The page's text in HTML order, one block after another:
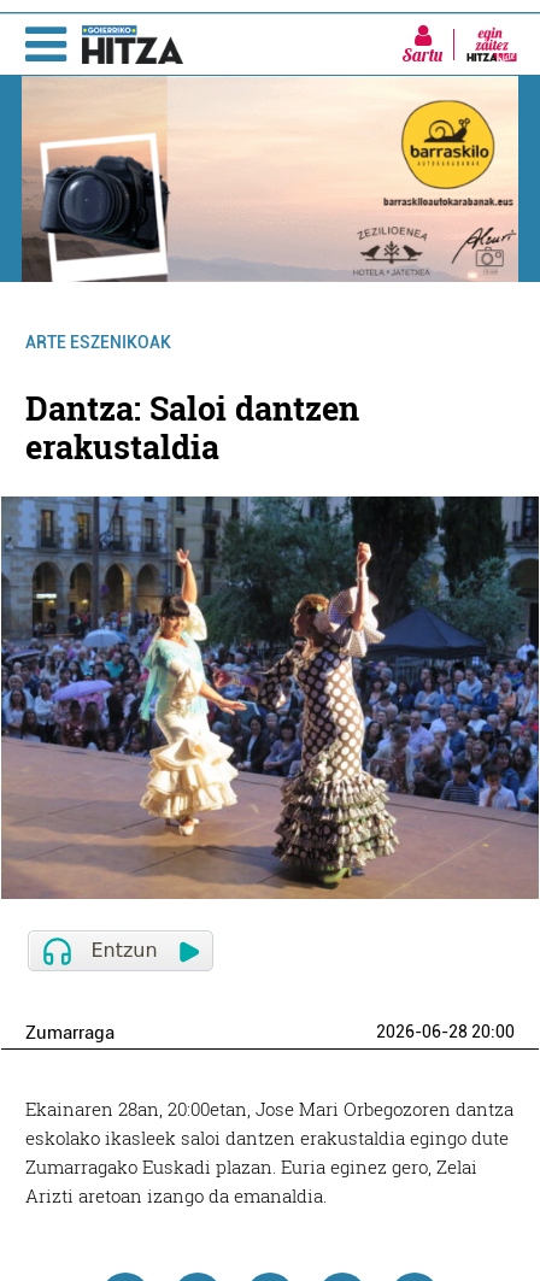
Sartu
ARTE ESZENIKOAK
Dantza: Saloi dantzen
erakustaldia
Zumarraga 2026-06-28 20:00
Ekainaren 28an, 20:00etan, Jose Mari Orbegozoren dantza
eskolako ikasleek saloi dantzen erakustaldia egingo dute
Zumarragako Euskadi plazan. Euria eginez gero, Zelai
Arizti aretoan izango da emanaldia.